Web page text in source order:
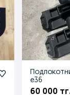
e36
60 000